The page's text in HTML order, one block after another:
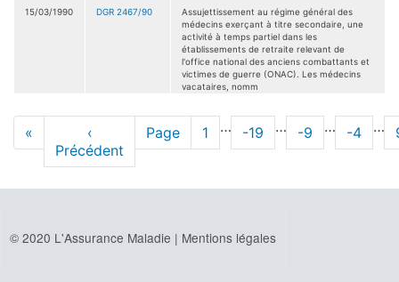
15/03/1990 DGR 2467/90
Assujettissement au régime général des
médecins exerçant à titre secondaire, une
activité à temps partiel dans les
établissements de retraite relevant de
l'office national des anciens combattants et
victimes de guerre (ONAC). Les médecins
vacataires, nomm
Pagination
Première
page
«
Page
précédente
‹
Précédent
Page Page
1 … Page
-19 … Page
-9 … Page
-4 …
© 2020 L'Assurance Maladie | Mentions légales